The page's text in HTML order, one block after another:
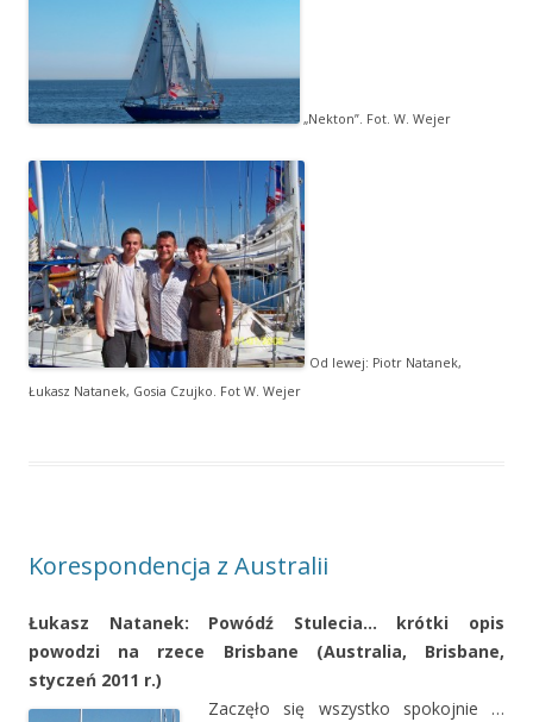
„Nekton”. Fot. W. Wejer
Od lewej: Piotr Natanek,
Łukasz Natanek, Gosia Czujko. Fot W. Wejer
Korespondencja z Australii
Łukasz Natanek: Powódź Stulecia… krótki opis
powodzi na rzece Brisbane (Australia, Brisbane,
styczeń 2011 r.)
Zaczęło się wszystko spokojnie …